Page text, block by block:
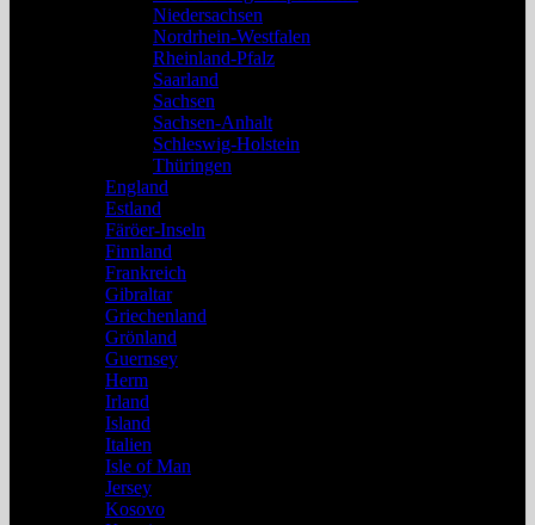
Niedersachsen
Nordrhein-Westfalen
Rheinland-Pfalz
Saarland
Sachsen
Sachsen-Anhalt
Schleswig-Holstein
Thüringen
England
Estland
Färöer-Inseln
Finnland
Frankreich
Gibraltar
Griechenland
Grönland
Guernsey
Herm
Irland
Island
Italien
Isle of Man
Jersey
Kosovo